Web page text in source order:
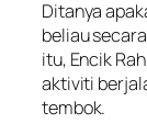
Ditanya
beliau
itu, Encik
aktiviti
tembok.